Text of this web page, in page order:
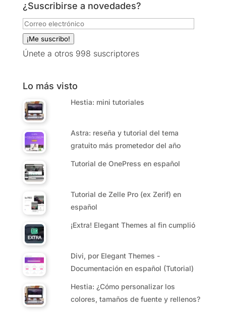
¿Suscribirse a novedades?
Correo
electrónico
¡Me suscribo!
Únete a otros 998 suscriptores
Lo más visto
Hestia: mini tutoriales
Astra: reseña y tutorial del tema
gratuito más prometedor del año
Tutorial de OnePress en español
Tutorial de Zelle Pro (ex Zerif) en
español
¡Extra! Elegant Themes al fin cumplió
Divi, por Elegant Themes -
Documentación en español (Tutorial)
Hestia: ¿Cómo personalizar los
colores, tamaños de fuente y rellenos?